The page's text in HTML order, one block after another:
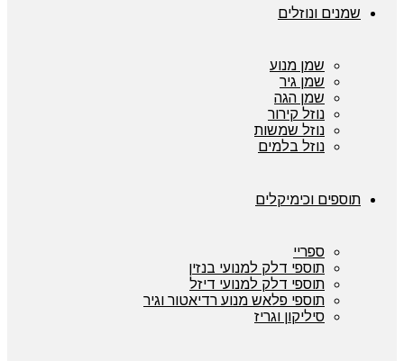
שמנים ונוזלים
שמן מנוע
שמן גיר
שמן הגה
נוזל קירור
נוזל שמשות
נוזל בלמים
תוספים וכימיקלים
ספריי
תוספי דלק למנועי בנזין
תוספי דלק למנועי דיזל
תוספי פלאש מנוע רדיאטור וגיר
סיליקון וגריז